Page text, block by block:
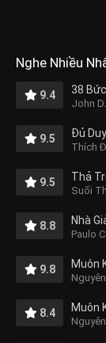
Nghe Nhiều
9.4 38
John
9.5 Đủ
Thích
9.5 Thả
Suối
8.8 Nhà
Paulo
9.8 Muôn
8.4 Muôn